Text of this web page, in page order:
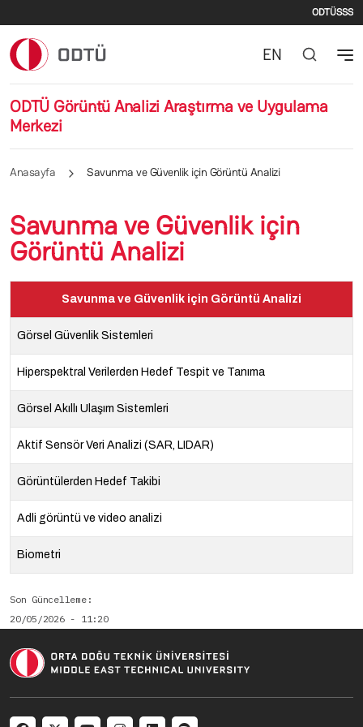
ODTÜSSS
ODTÜ Görüntü Analizi Araştırma ve Uygulama
Merkezi
EN
Anasayfa Savunma ve Güvenlik için Görüntü Analizi
Savunma ve Güvenlik için
Görüntü Analizi
Savunma ve Güvenlik için Görüntü Analizi
Görsel Güvenlik Sistemleri
Hiperspektral Verilerden Hedef Tespit ve Tanıma
Görsel Akıllı Ulaşım Sistemleri
Aktif Sensör Veri Analizi (SAR, LIDAR)
Görüntülerden Hedef Takibi
Adli görüntü ve video analizi
Biometri
Son Güncelleme
20/05/2026 - 11:20